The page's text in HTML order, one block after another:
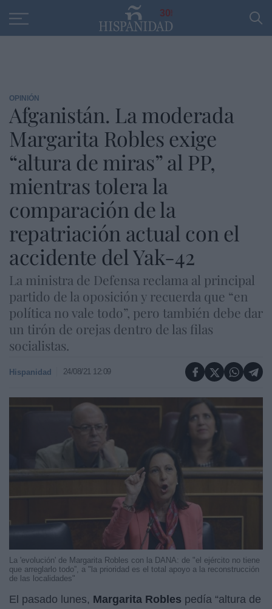
30
OPINIÓN
Afganistán. La moderada
Margarita Robles exige
“altura de miras” al PP,
mientras tolera la
comparación de la
repatriación actual con el
accidente del Yak-42
La ministra de Defensa reclama al principal
partido de la oposición y recuerda que “en
política no vale todo”, pero también debe dar
un tirón de orejas dentro de las filas
socialistas.
Hispanidad 24/08/21 12:09
La 'evolución' de Margarita Robles con la DANA: de "el ejército no tiene
que arreglarlo todo”, a "la prioridad es el total apoyo a la reconstrucción
de las localidades"
El pasado lunes, Margarita Robles pedía “altura de